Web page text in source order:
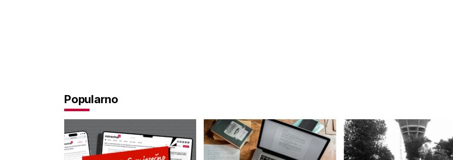
Popularno